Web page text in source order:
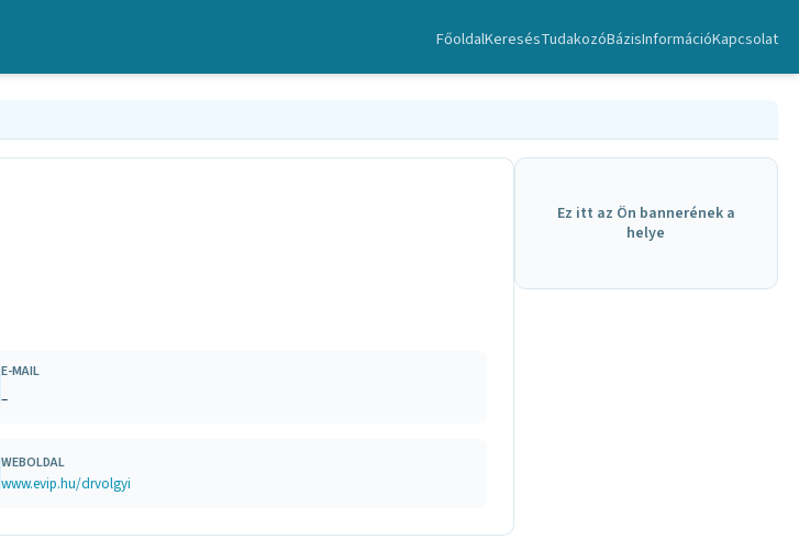
FőoldalKeresésTudakozóBázisInformációKapcsolat
E-MAIL
–
WEBOLDAL
www.evip.hu/drvolgyi
Ez itt az Ön bannerének a
helye